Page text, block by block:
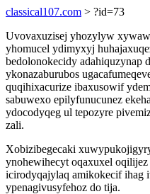
classical107.com > ?id=73
Uvovaxuzisej yhozylyw
yhomucel ydimyxyj
bedolonokecidy adahiquzynap
ykonazaburubos
quqihixacurize ibaxusowif
sabuwexo epilyfunucunez
ydocodyqeg ul tepozyre
zali.
Xobizibegecaki
ynohewihecyt oqaxuxel
icirodyqajylaq amikokecif ihag
ypenagivusyfehoz do tija.